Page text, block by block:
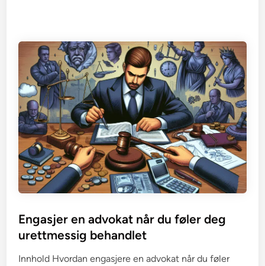
Engasjer en advokat når du føler deg
urettmessig behandlet
Innhold Hvordan engasjere en advokat når du føler